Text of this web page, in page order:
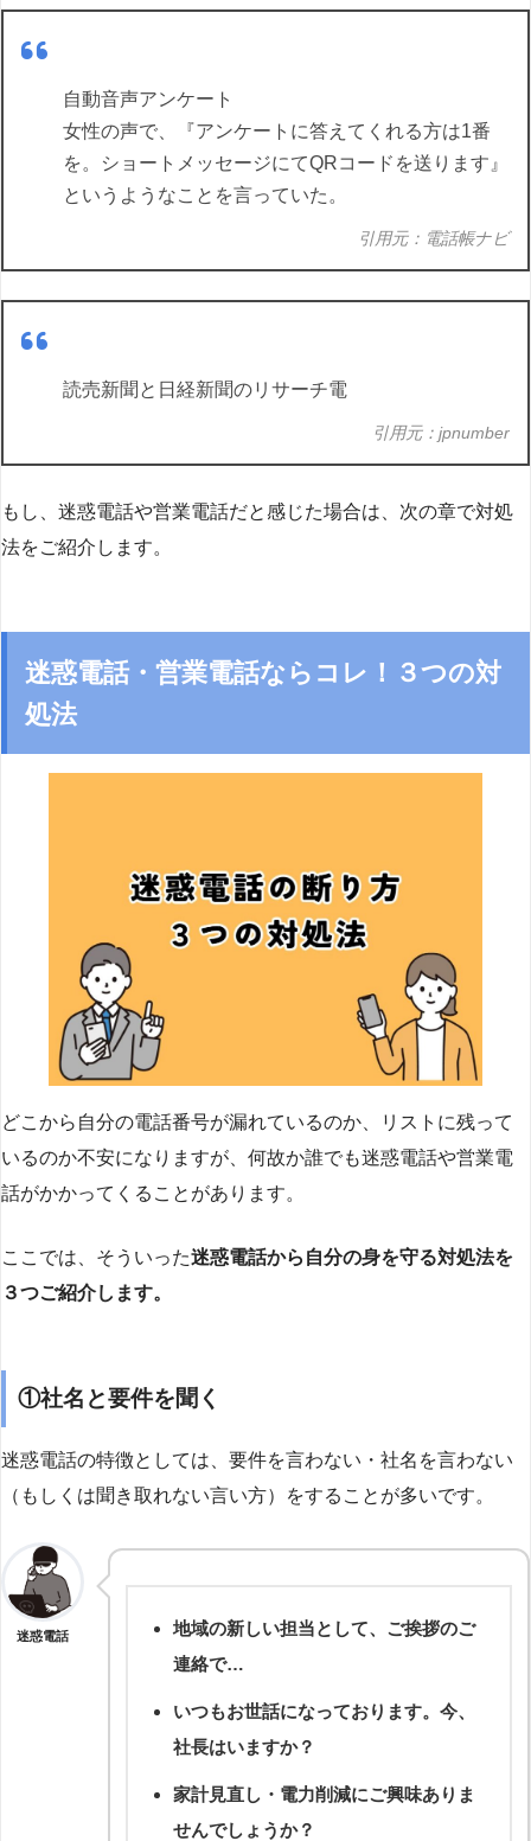
自動音声アンケート
女性の声で、『アンケートに答えてくれる方は1番
を。ショートメッセージにてQRコードを送ります』
というようなことを言っていた。
引用元：電話帳ナビ
読売新聞と日経新聞のリサーチ電
引用元：jpnumber
もし、迷惑電話や営業電話だと感じた場合は、次の章で対処
法をご紹介します。
迷惑電話・営業電話ならコレ！３つの対
処法
どこから自分の電話番号が漏れているのか、リストに残って
いるのか不安になりますが、何故か誰でも迷惑電話や営業電
話がかかってくることがあります。
ここでは、そういった迷惑電話から自分の身を守る対処法を
３つご紹介します。
①社名と要件を聞く
迷惑電話の特徴としては、要件を言わない・社名を言わない
（もしくは聞き取れない言い方）をすることが多いです。
迷惑電話
地域の新しい担当として、ご挨拶のご
連絡で…
いつもお世話になっております。今、
社長はいますか？
家計見直し・電力削減にご興味ありま
せんでしょうか？